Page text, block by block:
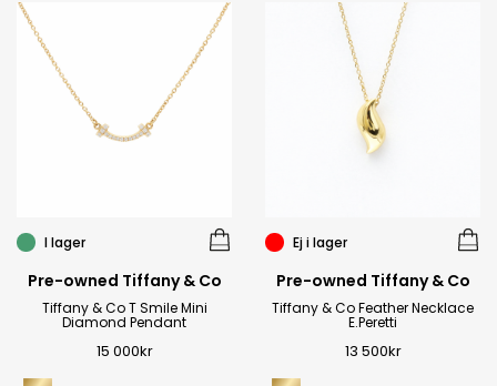
I lager
Pre-owned Tiffany & Co
Tiffany & Co T Smile Mini
Diamond Pendant
15 000kr
Ej i lager
Pre-owned Tiffany & Co
Tiffany & Co Feather Necklace
E.Peretti
13 500kr